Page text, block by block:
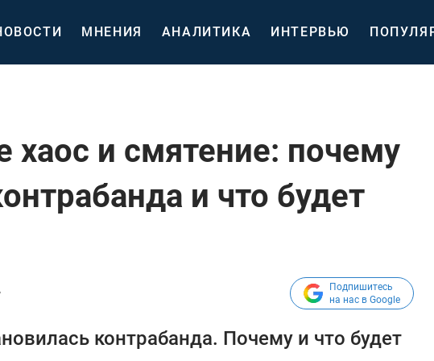
МНЕНИЯ АНАЛИТИКА ИНТЕРВЬЮ
хаос и смятение: почему
и что будет
Подпишитесь
на нас в Google
контрабанда. Почему и что будет